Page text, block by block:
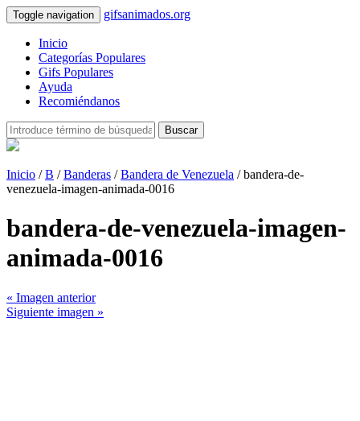
Toggle navigation gifsanimados.org
Inicio
Categorías Populares
Gifs Populares
Ayuda
Recomiéndanos
Buscar
Inicio /B /Banderas /Bandera de Venezuela / bandera-de-
venezuela-imagen-animada-0016
bandera-de-venezuela-imagen-
animada-0016
« Imagen anterior
Siguiente imagen »